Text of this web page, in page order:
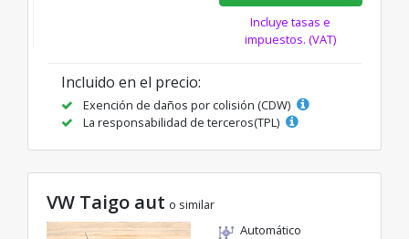
Incluye tasas e
impuestos. (VAT)
Incluido en el precio:
Exención de daños por colisión (CDW)
La responsabilidad de terceros(TPL)
VW Taigo aut o similar
Automático